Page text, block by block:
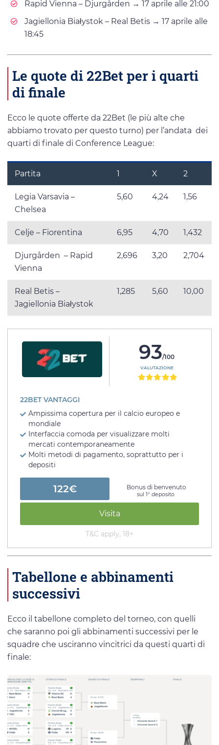
Rapid Vienna – Djurgården → 17 aprile alle 21:00
Jagiellonia Białystok – Real Betis → 17 aprile alle
18:45
Le quote di 22Bet per i quarti
di finale
Ecco le quote offerte da 22Bet (le più alte che
abbiamo trovato per questo turno) per l’andata dei
quarti di finale di Conference League:
Partita 1 X 2
Legia Varsavia –
Chelsea
5,60 4,24 1,56
Celje – Fiorentina 6,95 4,70 1,432
Djurgården – Rapid
Vienna
2,696 3,20 2,704
Real Betis –
Jagiellonia Białystok
1,285 5,60 10,00
93/100
VALUTAZIONE
22BET VANTAGGI
Ampissima copertura per il calcio europeo e
mondiale
Interfaccia comoda per visualizzare molti
mercati contemporaneamente
Molti metodi di pagamento, soprattutto per i
depositi
122€ Bonus di benvenuto
sul 1° deposito
Visita
T&C apply, 18+
Tabellone e abbinamenti
successivi
Ecco il tabellone completo del torneo, con quelli
che saranno poi gli abbinamenti successivi per le
squadre che usciranno vincitrici da questi quarti di
finale: